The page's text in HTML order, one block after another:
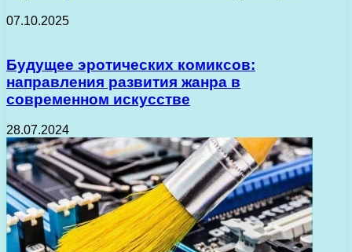
07.10.2025
Будущее эротических комиксов:
направления развития жанра в
современном искусстве
28.07.2024